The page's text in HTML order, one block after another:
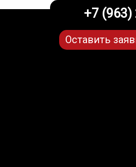
+7 (963)
Оставить